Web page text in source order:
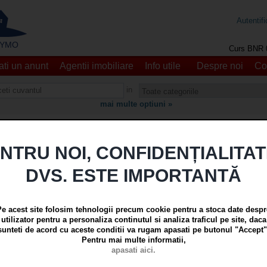
Curs BNR
un anunt Agentii imobiliare Info utile Despre noi
in
mai multe optiuni »
prin E-mail pentru:
Apartamente 1 camera si garsoniere, Compartimentare "Circular",
NOI,
DVS. ESTE IMPORTANTĂ
acest site folosim tehnologii precum cookie pentru a stoca date
utilizator pentru a personaliza continutul si analiza traficul pe site, daca
de acord cu aceste conditii va rugam apasati pe butonul
Pentru mai multe informatii,
apasati aici.